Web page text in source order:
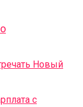
Новый
с